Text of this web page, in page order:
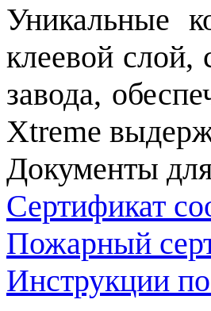
Уникальные
клеевой слой,
завода,
Xtreme
Документы
Сертификат
Пожарный
Инструкции